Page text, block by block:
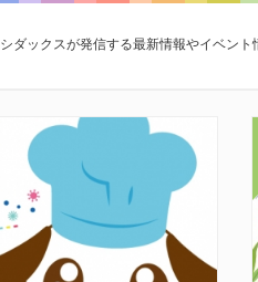
シダックスが発信する最新情報やイベン